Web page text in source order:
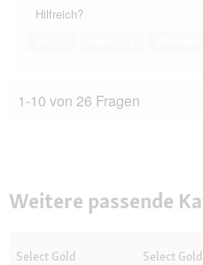
Hilfreich?
1-10 von 26 Fragen
Weitere passende
Select Gold
Select Gold